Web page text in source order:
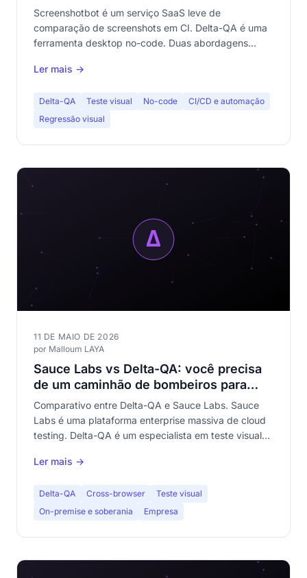
Screenshotbot é um serviço SaaS leve de
comparação de screenshots em CI. Delta-QA é uma
ferramenta desktop no-code. Duas abordagens
completo.
Ler mais →
Delta-QA Teste visual No-code
CI/CD e automação
Regressão visual
11 DE MAIO DE 2026
por Malloum LAYA
Sauce Labs vs Delta-QA: você precisa
de um caminhão de bombeiros para
apagar uma vela?
Comparativo entre Delta-QA e Sauce Labs. Sauce
Labs é uma plataforma enterprise massiva de cloud
testing. Delta-QA é um especialista em teste visual
e qual se encaixa na sua necessidade.
Ler mais →
Delta-QA Cross-browser
Teste visual
On-premise e soberania
Empresa